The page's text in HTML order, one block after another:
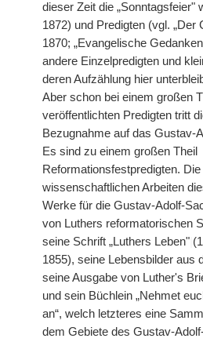
dieser Zeit die „Sonntagsfeier"
1872) und Predigten (vgl. „Der
1870; „Evangelische
andere Einzelpredigten und
deren Aufzählung hier
Aber schon bei einem großen
veröffentlichten Predigten tritt
Bezugnahme auf das Gustav-
Es sind zu einem großen Theil
Reformationsfestpredigten.
wissenschaftlichen Arbeiten
Werke für die Gustav-Adolf-
von Luthers reformatorischen
seine Schrift „Luthers Leben"
1855), seine Lebensbilder aus
seine Ausgabe von Luther's
und sein Büchlein „Nehmet
an“, welch letzteres eine
dem Gebiete des Gustav-